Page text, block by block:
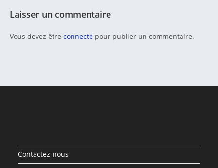
Laisser un commentaire
Vous devez être connecté pour publier un commentaire.
Contactez-nous